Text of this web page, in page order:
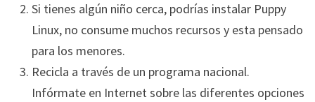
Si tienes algún niño cerca, podrías instalar Puppy
Linux, no consume muchos recursos y esta pensado
para los menores.
Recicla a través de un programa nacional.
Infórmate en Internet sobre las diferentes opciones